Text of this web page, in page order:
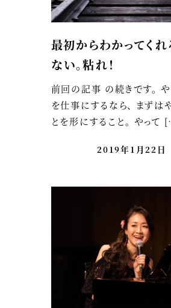
最初からわかってく
ない。粘れ！
前回の記事 の続きです。 や
を仕事にするなら、 まずは
とを形にすること。 やって
2019年1月22日